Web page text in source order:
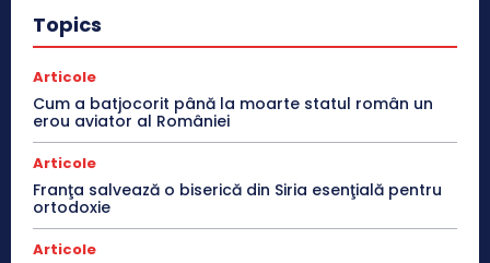
Topics
Articole
Cum a batjocorit până la moarte statul român un
erou aviator al României
Articole
Franţa salvează o biserică din Siria esenţială pentru
ortodoxie
Articole